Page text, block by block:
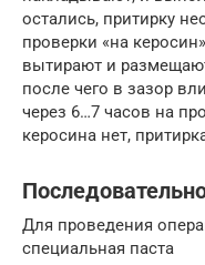
остались, притирку
проверки «на
вытирают и
после чего в зазор
через 6…7 часов на
керосина нет,
Для проведения
специальная паста